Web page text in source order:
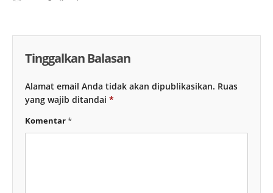
Tinggalkan Balasan
Alamat email Anda tidak akan dipublikasikan. Ruas
yang wajib ditandai *
Komentar*